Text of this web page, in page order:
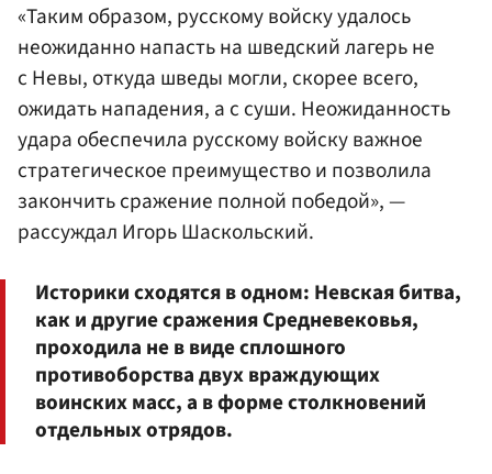
«Таким образом, русскому войску удалось
неожиданно напасть на шведский лагерь не
с Невы, откуда шведы могли, скорее всего,
ожидать нападения, а с суши. Неожиданность
удара обеспечила русскому войску важное
стратегическое преимущество и позволила
закончить сражение полной победой», —
рассуждал Игорь Шаскольский.
Историки сходятся в одном: Невская битва,
как и другие сражения Средневековья,
проходила не в виде сплошного
противоборства двух враждующих
воинских масс, а в форме столкновений
отдельных отрядов.